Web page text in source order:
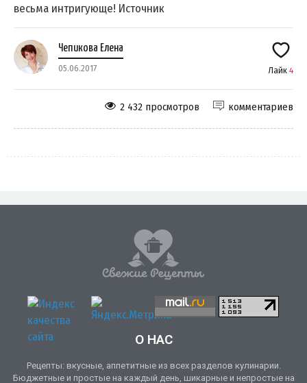
весьма интригующе! Источник
Чепикова Елена
05.06.2017 Лайк 4
комментариев
2 432 просмотров
О НАС
Рецепты: вкусные, аппетитные из всех разделов кулинарии.
Бюджетные и простые на каждый день, шикарные и непростые на